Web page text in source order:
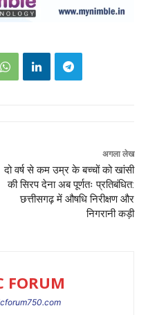
अगला लेख
दो वर्ष से कम उम्र के बच्चों को खांसी
की सिरप देना अब पूर्णतः प्रतिबंधित:
छत्तीसगढ़ में औषधि निरीक्षण और
निगरानी कड़ी
FORUM